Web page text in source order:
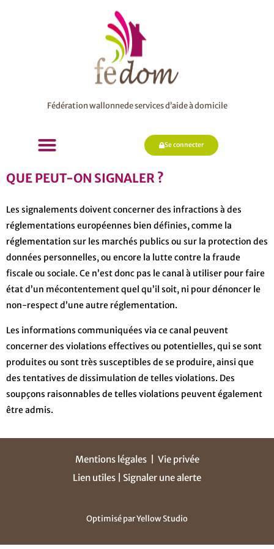
Fédération wallonnede services d’aide à domicile
Se connecter
QUE PEUT-ON SIGNALER ?
Les signalements doivent concerner des infractions à des
réglementations européennes bien définies, comme la
réglementation sur les marchés publics ou sur la protection des
données personnelles, ou encore la lutte contre la fraude
fiscale ou sociale. Ce n’est donc pas le canal à utiliser pour faire
état d’un mécontentement quel qu’il soit, ni pour dénoncer le
non-respect d’une autre réglementation.
Les informations communiquées via ce canal peuvent
concerner des violations effectives ou potentielles, qui se sont
produites ou sont très susceptibles de se produire, ainsi que
des tentatives de dissimulation de telles violations. Des
soupçons raisonnables de telles violations peuvent également
être admis.
Mentions légales| Vie privée
Lien utiles | Signaler une alerte
Optimisé parYellow Studio